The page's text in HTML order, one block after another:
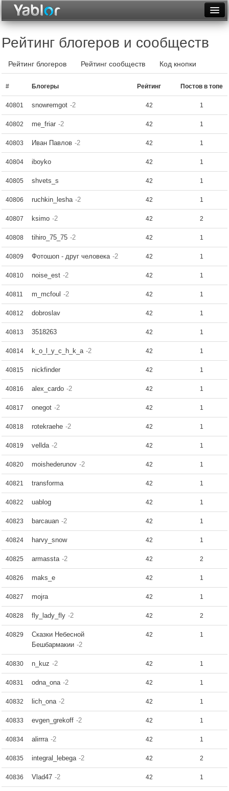
Фототоп
Видеотоп
Рейтинг блогеров и сообществ
Рейтинг блогеров Рейтинг сообществ Код кнопки
# Блогеры Рейтинг Постов в топе
40801 snowremgot -2 42 1
40802 me_friar -2 42 1
40803 Иван Павлов -2 42 1
40804 iboyko 42 1
40805 shvets_s 42 1
40806 ruchkin_lesha -2 42 1
40807 ksimo -2 42 2
40808 tihiro_75_75 -2 42 1
40809 Фотошоп - друг человека -2 42 1
40810 noise_est -2 42 1
40811 m_mcfoul -2 42 1
40812 dobroslav 42 1
40813 3518263 42 1
40814 k_o_l_y_c_h_k_a -2 42 1
40815 nickfinder 42 1
40816 alex_cardo -2 42 1
40817 onegot -2 42 1
40818 rotekraehe -2 42 1
40819 vellda -2 42 1
40820 moishederunov -2 42 1
40821 transforma 42 1
40822 uablog 42 1
40823 barcauan -2 42 1
40824 harvy_snow 42 1
40825 armassta -2 42 2
40826 maks_e 42 1
40827 mojra 42 1
40828 fly_lady_fly -2 42 2
40829
Сказки Небесной
Бешбармакии -2
42 1
40830 n_kuz -2 42 1
40831 odna_ona -2 42 1
40832 lich_ona -2 42 1
40833 evgen_grekoff -2 42 1
40834 alirrra -2 42 1
40835 integral_lebega -2 42 2
40836 Vlad47 -2 42 1